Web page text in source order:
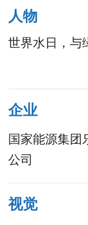
人物
世界水日，与
企业
国家能源集团
公司
视觉